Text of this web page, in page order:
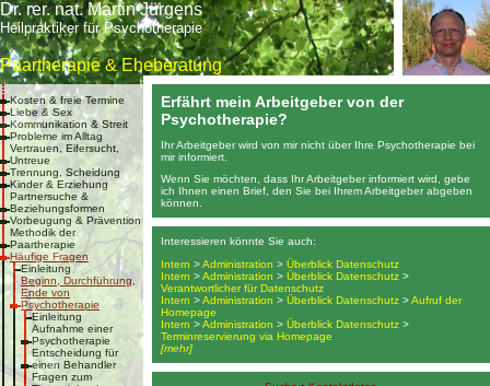
Dr. rer. nat. Martin Jürgens
Heilpraktiker für Psychotherapie
Paartherapie & Eheberatung
Kosten & freie Termine
Liebe & Sex
Kommunikation & Streit
Probleme im Alltag
Vertrauen, Eifersucht,
Untreue
Trennung, Scheidung
Kinder & Erziehung
Partnersuche &
Beziehungsformen
Vorbeugung & Prävention
Methodik der
Paartherapie
Häufige Fragen
Einleitung
Beginn, Durchführung,
Ende von
Psychotherapie
Einleitung
Aufnahme einer
Psychotherapie
Entscheidung für
einen Behandler
Fragen zum
Erfährt mein Arbeitgeber von der
Psychotherapie?
Ihr Arbeitgeber wird von mir nicht über Ihre Psychotherapie bei
mir informiert.
Wenn Sie möchten, dass Ihr Arbeitgeber informiert wird, gebe
ich Ihnen einen Brief, den Sie bei Ihrem Arbeitgeber abgeben
können.
Interessieren könnte Sie auch:
Intern >Administration > Überblick Datenschutz
Intern >Administration > Überblick Datenschutz >
Verantwortlicher für Datenschutz
Intern >Administration > Überblick Datenschutz >Aufruf der
Homepage
Intern >Administration > Überblick Datenschutz >
Terminreservierung via Homepage
[mehr]